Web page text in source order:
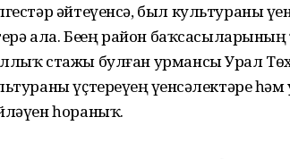
әйтеүенсә, был культураны
ала. Беҙҙең район
стажы булған урмансы Урал
үҫтереүҙең үҙенсәлектәре
һораныҡ.